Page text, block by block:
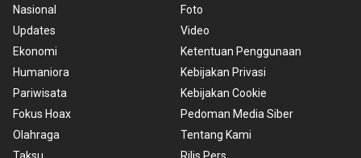
Nasional
Updates
Ekonomi
Humaniora
Pariwisata
Fokus Hoax
Olahraga
Foto
Video
Ketentuan Penggunaan
Kebijakan Privasi
Kebijakan Cookie
Pedoman Media Siber
Tentang Kami